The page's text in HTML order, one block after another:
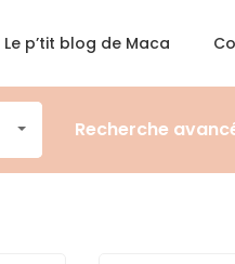
Le p’tit blog de Maca
Recherche